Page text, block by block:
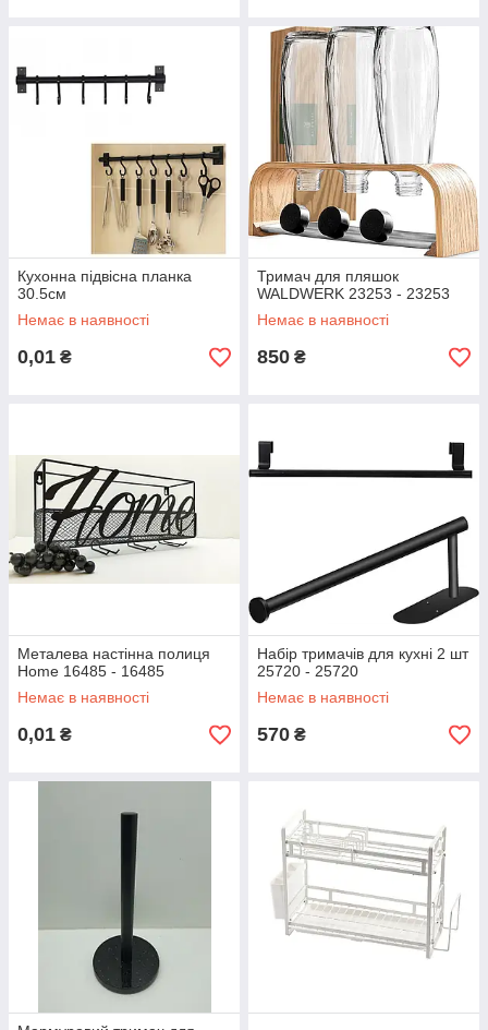
Кухонна підвісна планка
30.5см
Немає в наявності
0,01 ₴
Тримач для пляшок
WALDWERK 23253 - 23253
Немає в наявності
850 ₴
Металева настінна полиця
Home 16485 - 16485
Немає в наявності
0,01 ₴
Набір тримачів для кухні 2 шт
25720 - 25720
Немає в наявності
570 ₴